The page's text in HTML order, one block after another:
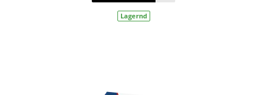
Lagernd